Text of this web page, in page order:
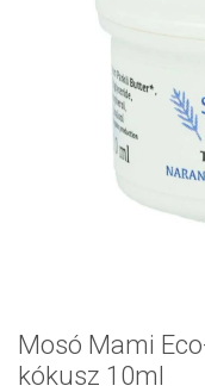
Mosó Mami
kókusz 10ml